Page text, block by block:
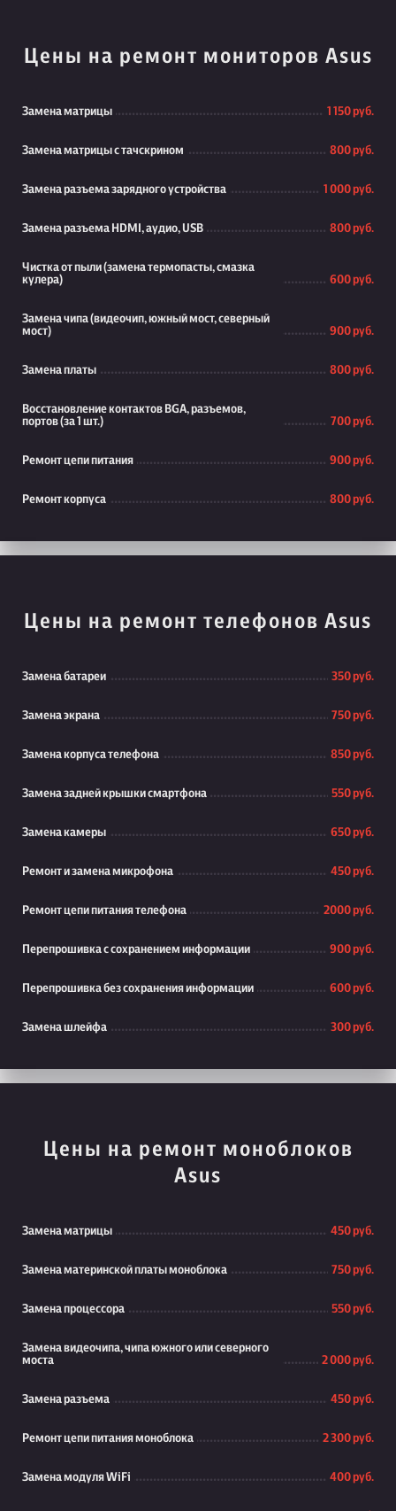
Цены на ремонт мониторов Asus
Замена матрицы 1 150 руб.
Замена матрицы с тачскрином 800 руб.
Замена разъема зарядного устройства 1 000 руб.
Замена разъема HDMI, аудио, USB 800 руб.
Чистка от пыли (замена термопасты, смазка
кулера)
600 руб.
Замена чипа (видеочип, южный мост, северный
мост)
900 руб.
Замена платы 800 руб.
Восстановление контактов BGA, разъемов,
портов (за 1 шт.)
700 руб.
Ремонт цепи питания 900 руб.
Ремонт корпуса 800 руб.
Цены на ремонт телефонов Asus
Замена батареи 350 руб.
Замена экрана 750 руб.
Замена корпуса телефона 850 руб.
Замена задней крышки смартфона 550 руб.
Замена камеры 650 руб.
Ремонт и замена микрофона 450 руб.
Ремонт цепи питания телефона 2000 руб.
Перепрошивка с сохранением информации 900 руб.
Перепрошивка без сохранения информации 600 руб.
Замена шлейфа 300 руб.
Цены на ремонт моноблоков
Asus
Замена матрицы 450 руб.
Замена материнской платы моноблока 750 руб.
Замена процессора 550 руб.
Замена видеочипа, чипа южного или северного
моста
2 000 руб.
Замена разъема 450 руб.
Ремонт цепи питания моноблока 2 300 руб.
Замена модуля WiFi 400 руб.